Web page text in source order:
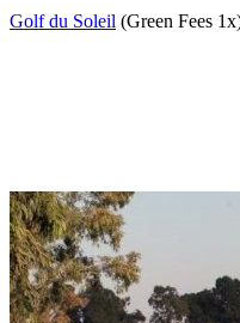
Golf du Soleil (Green Fees